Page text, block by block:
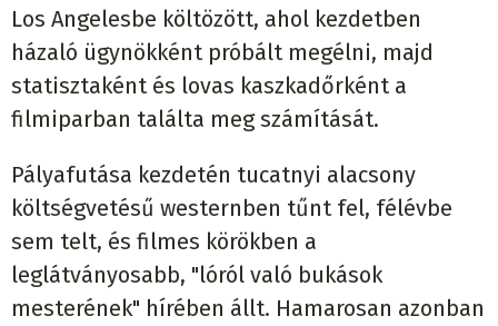
Los Angelesbe költözött, ahol kezdetben
házaló ügynökként próbált megélni, majd
statisztaként és lovas kaszkadőrként a
filmiparban találta meg számítását.
Pályafutása kezdetén tucatnyi alacsony
költségvetésű westernben tűnt fel, félévbe
sem telt, és filmes körökben a
leglátványosabb, "lóról való bukások
mesterének" hírében állt. Hamarosan azonban